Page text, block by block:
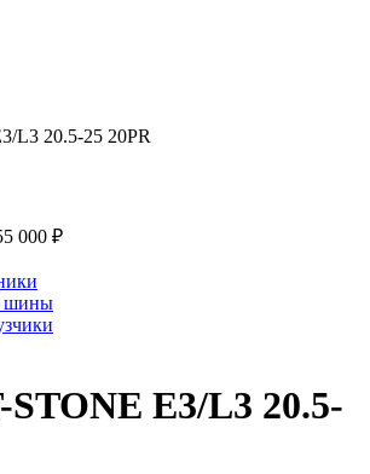
L3 20.5-25 20PR
000 ₽
шины
E3/L3 20.5-